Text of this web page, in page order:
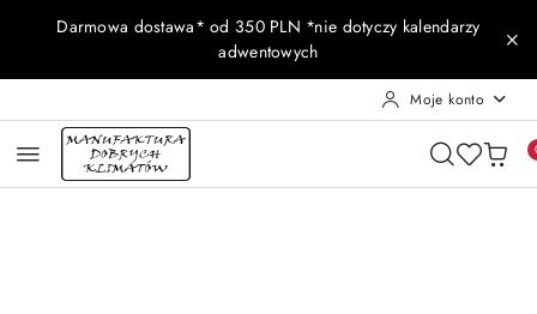
Przejdź do treści głównej
Przejdź do wyszukiwarki
Przejdź do moje konto
Przejdź do menu głównego
Przejdź do opisu produktu
Przejdź do stopki
Darmowa dostawa* od 350 PLN *nie dotyczy kalendarzy
adwentowych
Moje konto